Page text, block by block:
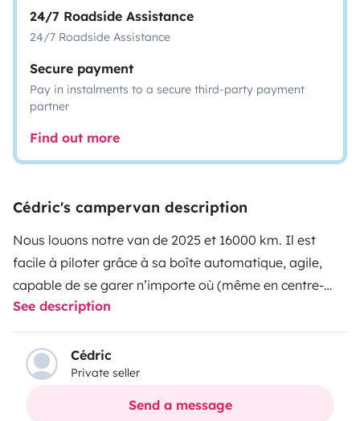
24/7 Roadside Assistance
24/7 Roadside Assistance
Secure payment
Pay in instalments to a secure third-party payment
partner
Find out more
Cédric's campervan description
Nous louons notre van de 2025 et 16000 km. Il est
facile à piloter grâce à sa boîte automatique, agile,
capable de se garer n’importe où (même en centre-
ville ou dans les parkings souterrains grâce à ses 2
mètres de hauteur pile poil) tout en vous offrant une
vraie liberté en nature !
Nous l’utilisons nous-mêmes en famille pour explorer
See description
Cédric
Private seller
Send a message